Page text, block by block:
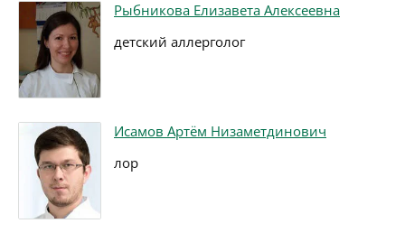
Рыбникова Елизавета Алексеевна
детский аллерголог
Исамов Артём Низаметдинович
лор